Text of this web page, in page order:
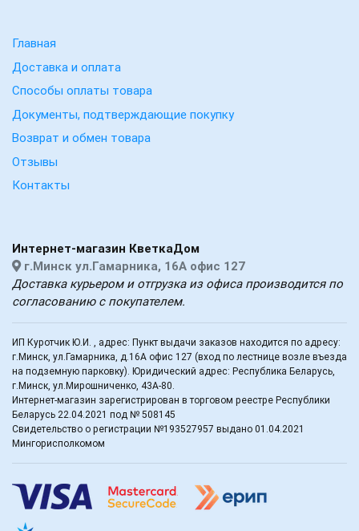
Главная
Доставка и оплата
Способы оплаты товара
Документы, подтверждающие покупку
Возврат и обмен товара
Отзывы
Контакты
Интернет-магазин КветкаДом
г.Минск ул.Гамарника, 16А офис 127
Доставка курьером и отгрузка из офиса производится по
согласованию с покупателем.
ИП Куротчик Ю.И. , адрес: Пункт выдачи заказов находится по адресу:
г.Минск, ул.Гамарника, д.16А офис 127 (вход по лестнице возле въезда
на подземную парковку). Юридический адрес: Республика Беларусь,
г.Минск, ул.Мирошниченко, 43А-80.
Интернет-магазин зарегистрирован в торговом реестре Республики
Беларусь 22.04.2021 под № 508145
Свидетельство о регистрации №193527957 выдано 01.04.2021
Мингорисполкомом